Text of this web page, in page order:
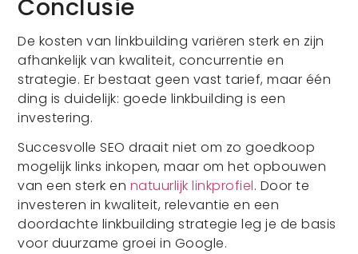
Conclusie
De kosten van linkbuilding variëren sterk en zijn
afhankelijk van kwaliteit, concurrentie en
strategie. Er bestaat geen vast tarief, maar één
ding is duidelijk: goede linkbuilding is een
investering.
Succesvolle SEO draait niet om zo goedkoop
mogelijk links inkopen, maar om het opbouwen
van een sterk en natuurlijk linkprofiel. Door te
investeren in kwaliteit, relevantie en een
doordachte linkbuilding strategie leg je de basis
voor duurzame groei in Google.